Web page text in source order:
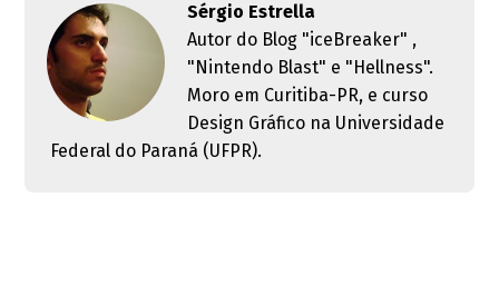
Sérgio Estrella
Autor do Blog "iceBreaker" ,
"Nintendo Blast" e "Hellness".
Moro em Curitiba-PR, e curso
Design Gráfico na Universidade
Federal do Paraná (UFPR).